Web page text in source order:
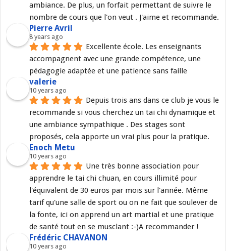
ambiance. De plus, un forfait permettant de suivre le
nombre de cours que l'on veut . J'aime et recommande.
Pierre Avril
8 years ago
Excellente école. Les enseignants
accompagnent avec une grande compétence, une
pédagogie adaptée et une patience sans faille
valerie
10 years ago
Depuis trois ans dans ce club je vous le
recommande si vous cherchez un tai chi dynamique et
une ambiance sympathique . Des stages sont
proposés, cela apporte un vrai plus pour la pratique.
Enoch Metu
10 years ago
Une très bonne association pour
apprendre le tai chi chuan, en cours illimité pour
l'équivalent de 30 euros par mois sur l'année. Même
tarif qu'une salle de sport ou on ne fait que soulever de
la fonte, ici on apprend un art martial et une pratique
de santé tout en se musclant :-)A recommander !
Frédéric CHAVANON
10 years ago